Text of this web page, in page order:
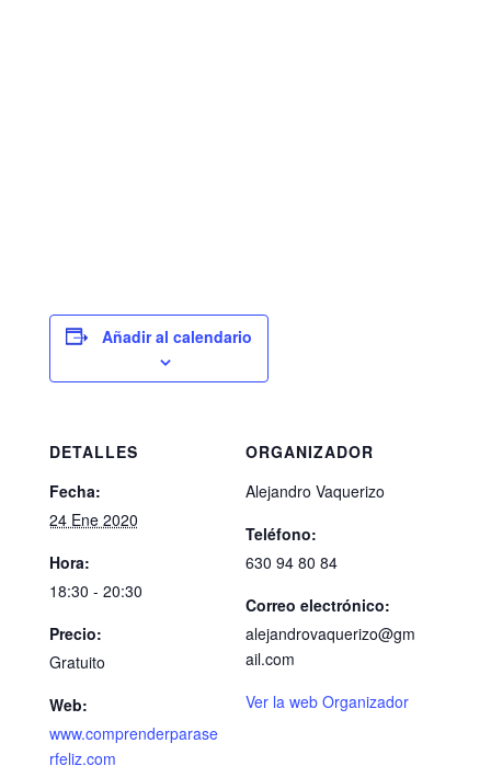
Añadir al calendario
DETALLES
Fecha:
24 Ene 2020
Hora:
18:30 - 20:30
Precio:
Gratuito
Web:
www.comprenderparase
rfeliz.com
ORGANIZADOR
Alejandro Vaquerizo
Teléfono:
630 94 80 84
Correo electrónico:
alejandrovaquerizo@gm
ail.com
Ver la web Organizador